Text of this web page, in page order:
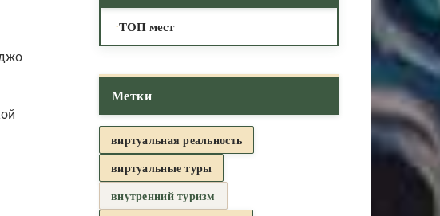
ТОП мест
Метки
виртуальная реальность
виртуальные туры
внутренний туризм